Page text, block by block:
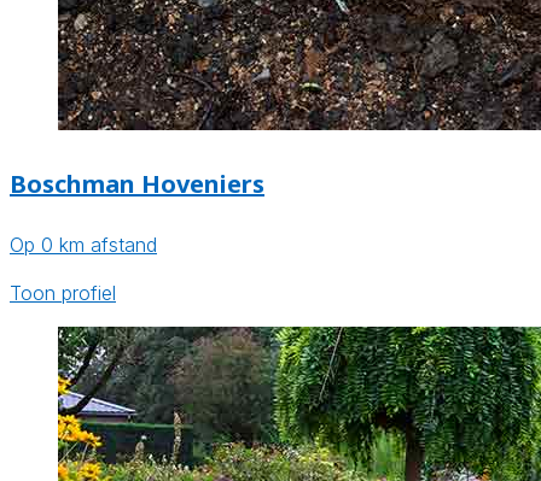
Boschman Hoveniers
Op 0 km afstand
Toon profiel